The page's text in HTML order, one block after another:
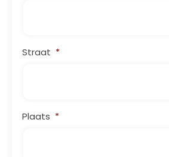
Straat *
Plaats *